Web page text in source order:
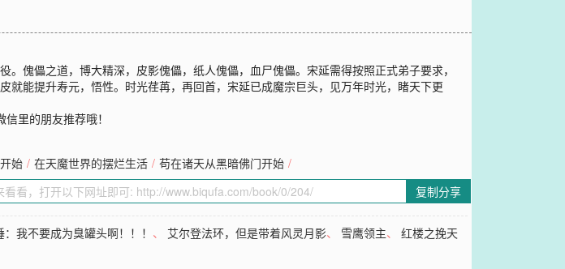
傀儡之道，博大精深，皮影傀儡，纸人傀儡，血尸傀儡。宋延需得按照正式弟子要求，
能提升寿元，悟性。时光荏苒，再回首，宋延已成魔宗巨头，见万年时光，睹天下更
里的朋友推荐哦！
始 / 在天魔世界的摆烂生活 / 苟在诸天从黑暗佛门开始 /
复制分享
：我不要成为臭罐头啊！！！ 、 艾尔登法环，但是带着风灵月影、 雪鹰领主、红楼之挽天